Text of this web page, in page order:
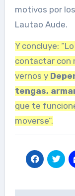
motivos por
Lautao Aude.
Y concluye:
contactar con
vernos y
tengas,
que te
moverse”.